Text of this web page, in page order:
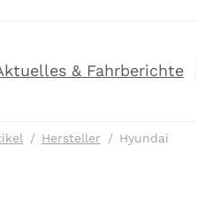
& Fahrberichte
Hersteller Hyundai